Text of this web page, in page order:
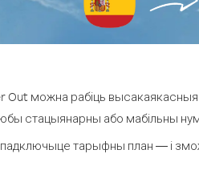
можна рабіць высакаякасныя
стацыянарны або мабільны
тарыфны план — і